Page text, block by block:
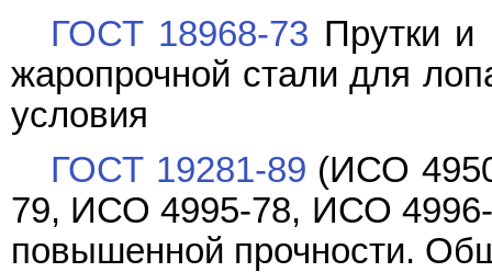
ГОСТ 18968-73 Прутки и
жаропрочной стали для
условия
ГОСТ 19281-89 (ИСО
79, ИСО 4995-78, ИСО
повышенной прочности.